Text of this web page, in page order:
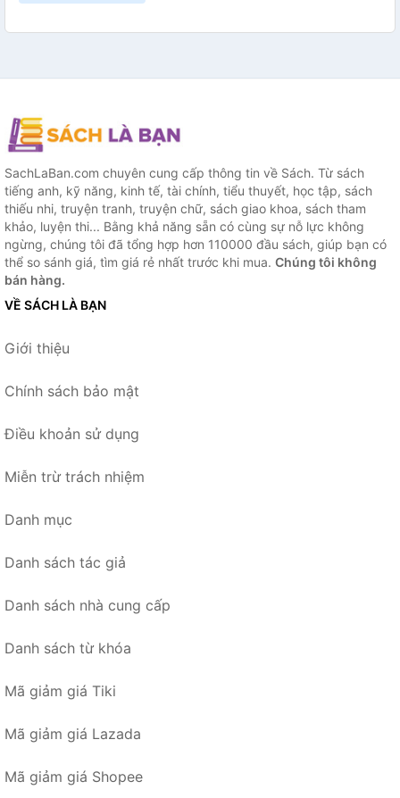
SachLaBan.com chuyên cung cấp thông tin về Sách. Từ sách
tiếng anh, kỹ năng, kinh tế, tài chính, tiểu thuyết, học tập, sách
thiếu nhi, truyện tranh, truyện chữ, sách giao khoa, sách tham
khảo, luyện thi... Bằng khả năng sẵn có cùng sự nỗ lực không
ngừng, chúng tôi đã tổng hợp hơn 110000 đầu sách, giúp bạn có
thể so sánh giá, tìm giá rẻ nhất trước khi mua. Chúng tôi không
bán hàng.
VỀ SÁCH LÀ BẠN
Giới thiệu
Chính sách bảo mật
Điều khoản sử dụng
Miễn trừ trách nhiệm
Danh mục
Danh sách tác giả
Danh sách nhà cung cấp
Danh sách từ khóa
Mã giảm giá Tiki
Mã giảm giá Lazada
Mã giảm giá Shopee